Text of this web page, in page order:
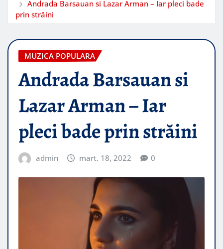
Andrada Barsauan si Lazar Arman – Iar pleci bade
prin străini
MUZICA POPULARA
Andrada Barsauan si
Lazar Arman – Iar
pleci bade prin străini
admin mart. 18, 2022 0